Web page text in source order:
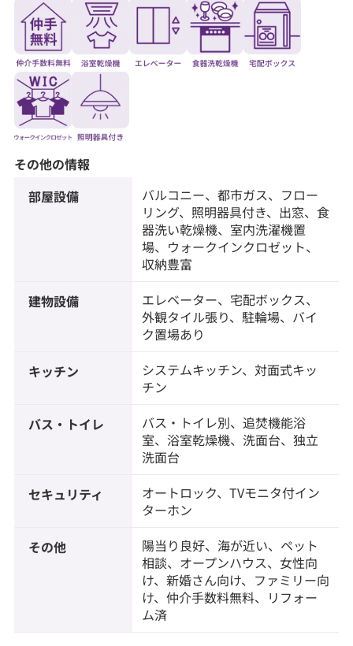
その他の情報
部屋設備
バルコニー、都市ガス、フロー
リング、照明器具付き、出窓、食
器洗い乾燥機、室内洗濯機置
場、ウォークインクロゼット、
収納豊富
建物設備
エレベーター、宅配ボックス、
外観タイル張り、駐輪場、バイ
ク置場あり
キッチン
システムキッチン、対面式キッ
チン
バス・トイレ
バス・トイレ別、追焚機能浴
室、浴室乾燥機、洗面台、独立
洗面台
セキュリティ
オートロック、TVモニタ付イン
ターホン
その他
陽当り良好、海が近い、ペット
相談、オープンハウス、女性向
け、新婚さん向け、ファミリー向
け、仲介手数料無料、リフォー
ム済